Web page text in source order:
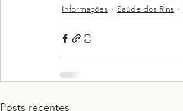
Informações Saúde dos Rins
Posts recentes